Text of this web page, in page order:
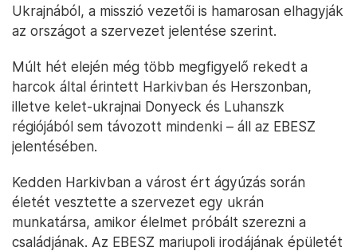
Ukrajnából, a misszió vezetői is hamarosan elhagyják
az országot a szervezet jelentése szerint.
Múlt hét elején még több megfigyelő rekedt a
harcok által érintett Harkivban és Herszonban,
illetve kelet-ukrajnai Donyeck és Luhanszk
régiójából sem távozott mindenki – áll az EBESZ
jelentésében.
Kedden Harkivban a várost ért ágyúzás során
életét vesztette a szervezet egy ukrán
munkatársa, amikor élelmet próbált szerezni a
családjának. Az EBESZ mariupoli irodájának épületét